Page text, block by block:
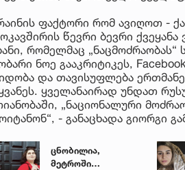
ფაქტორი რომ ავიღოთ -
წევრი ბევრი
რომელმაც „ნაცმოძრაობას“
ნოე გააკრიტიკეს,
და თავისუფლება
ყველანაირად უნდათ
„ნაციონალური
- განაცხადა გიორგი
ცნობილია,
მეტროში